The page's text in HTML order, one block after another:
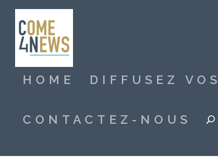
HOME DIFFUSEZ
CONTACTEZ-NOUS